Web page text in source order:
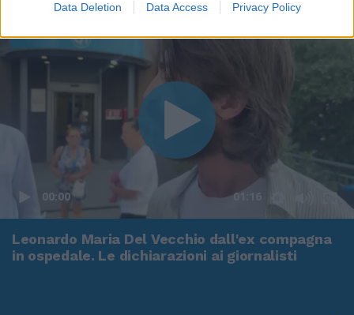
Data Deletion Data Access Privacy Policy
00:00 01:16
Leonardo Maria Del Vecchio dall'ex compagna
in ospedale. Le dichiarazioni ai giornalisti